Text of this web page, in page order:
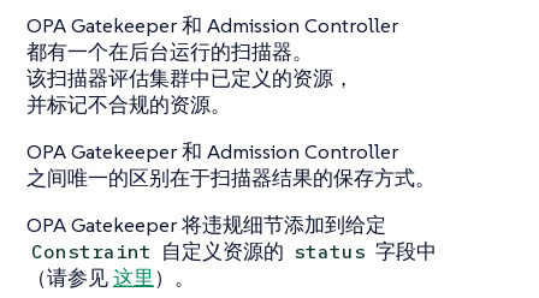
OPA Gatekeeper 和 Admission Controller
都有一个在后台运行的扫描器。
该扫描器评估集群中已定义的资源，
并标记不合规的资源。
OPA Gatekeeper 和 Admission Controller
之间唯一的区别在于扫描器结果的保存方式。
OPA Gatekeeper 将违规细节添加到给定
Constraint 自定义资源的 status 字段中
（请参见这里）。